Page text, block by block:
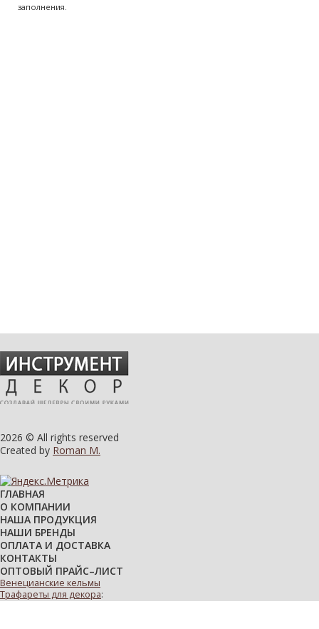
2026 © All rights reserved
Created by Roman M.
ГЛАВНАЯ
О КОМПАНИИ
НАША ПРОДУКЦИЯ
НАШИ БРЕНДЫ
ОПЛАТА И ДОСТАВКА
КОНТАКТЫ
ОПТОВЫЙ ПРАЙС–ЛИСТ
Венецианские кельмы
Трафареты для декора:
заполнения.